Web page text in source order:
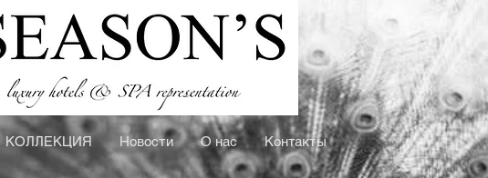
КOЛЛЕКЦИЯ Новости О нас Контакты